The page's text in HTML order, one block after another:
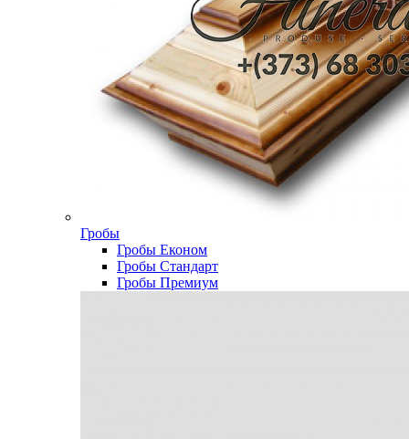
Гробы
Гробы Економ
Гробы Стандарт
Гробы Премиум